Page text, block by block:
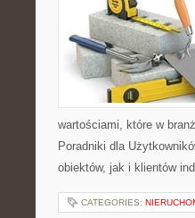
wartościami, które w
Poradniki dla
obiektów, jak i klientów
CATEGORIES: